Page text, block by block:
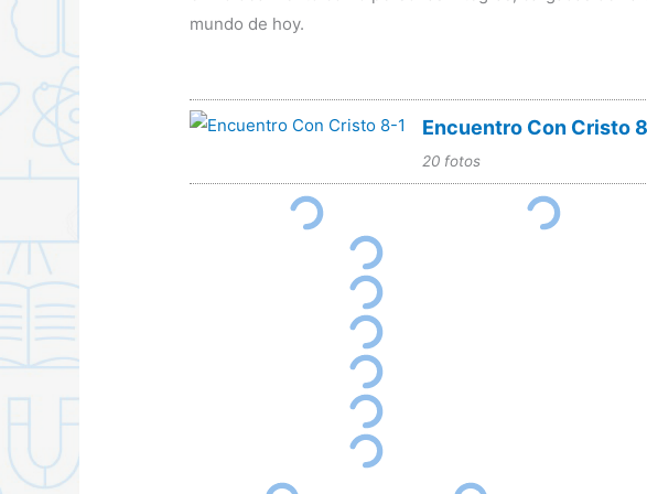
mundo de hoy.
Encuentro Con Cristo
20 fotos